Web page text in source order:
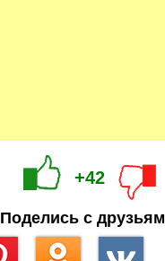
+42
Поделись с